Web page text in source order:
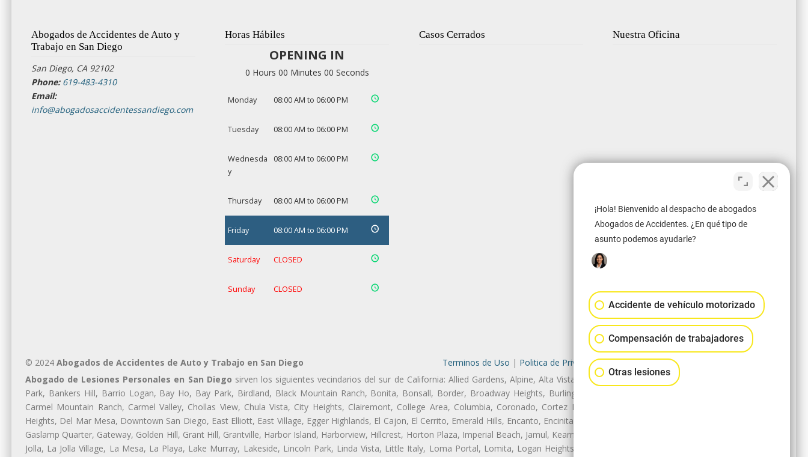
Abogados de Accidentes de Auto y
Trabajo en San Diego
San Diego, CA 92102
Phone: 619-483-4310
Email:
info@abogadosaccidentessandiego.com
Horas Hábiles
OPENING IN
0 Hours 00 Minutes 00 Seconds
Monday 08:00 AM to 06:00 PM
Tuesday 08:00 AM to 06:00 PM
Wednesda
y
08:00 AM to 06:00 PM
Thursday 08:00 AM to 06:00 PM
Friday 08:00 AM to 06:00 PM
Saturday CLOSED
Sunday CLOSED
Casos Cerrados Nuestra Oficina
© 2024 Abogados de Accidentes de Auto y Trabajo en San Diego Terminos de Uso | Politica de Privacidad|Mapa del Sitio
Abogado de Lesiones Personales en San Diego sirven los siguientes vecindarios del sur de California: Allied Gardens, Alpine, Alta Vista, Bay Terraces, Balboa
Park, Bankers Hill, Barrio Logan, Bay Ho, Bay Park, Birdland, Black Mountain Ranch, Bonita, Bonsall, Border, Broadway Heights, Burlingame, Cardiff, Carlsbad,
Carmel Mountain Ranch, Carmel Valley, Chollas View, Chula Vista, City Heights, Clairemont, College Area, Columbia, Coronado, Cortez Hill, Del Cerro, Del Mar
Heights, Del Mar Mesa, Downtown San Diego, East Elliott, East Village, Egger Highlands, El Cajon, El Cerrito, Emerald Hills, Encanto, Encinitas, Escondido, Fallbrook,
Gaslamp Quarter, Gateway, Golden Hill, Grant Hill, Grantville, Harbor Island, Harborview, Hillcrest, Horton Plaza, Imperial Beach, Jamul, Kearny Mesa, Kensington, La
Jolla, La Jolla Village, La Mesa, La Playa, Lake Murray, Lakeside, Lincoln Park, Linda Vista, Little Italy, Loma Portal, Lomita, Logan Heights, Marina, Marston Hills,
¡Hola! Bienvenido al despacho de abogados
Abogados de Accidentes. ¿En qué tipo de
asunto podemos ayudarle?
Accidente de vehículo motorizado
Compensación de trabajadores
Otras lesiones